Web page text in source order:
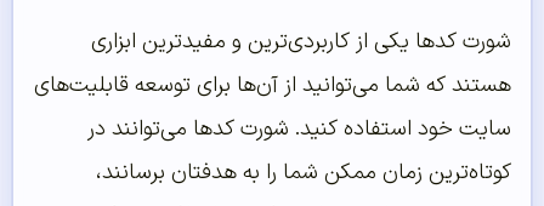
شورت کدها یکی از کاربردی‌ترین و مفیدترین ابزاری
هستند که شما می‌توانید از آن‌ها برای توسعه قابلیت‌های
سایت خود استفاده کنید. شورت کدها می‌توانند در
کوتاه‌ترین زمان ممکن شما را به هدفتان برسانند،